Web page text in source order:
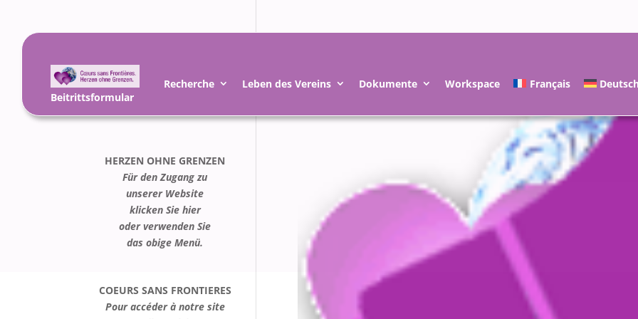
Recherche Leben des Vereins Dokumente Workspace Français Deutsch
Beitrittsformular
HERZEN OHNE GRENZEN
Für den Zugang zu
unserer Website
klicken Sie hier
oder verwenden Sie
das obige Menü.
COEURS SANS FRONTIERES
Pour accéder à notre site